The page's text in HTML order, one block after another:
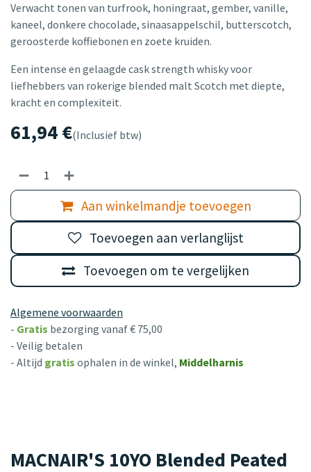
Verwacht tonen van turfrook, honingraat, gember, vanille,
kaneel, donkere chocolade, sinaasappelschil, butterscotch,
geroosterde koffiebonen en zoete kruiden.
Een intense en gelaagde cask strength whisky voor
liefhebbers van rokerige blended malt Scotch met diepte,
kracht en complexiteit.
61,94€(Inclusief btw)
Aan winkelmandje toevoegen
Toevoegen om te vergelijken
Toevoegen aan verlanglijst
Algemene voorwaarden
- Gratis bezorging vanaf € 75,00
- Veilig betalen
- Altijd gratis ophalen in de winkel, Middelharnis
MACNAIR'S 10YO Blended Peated